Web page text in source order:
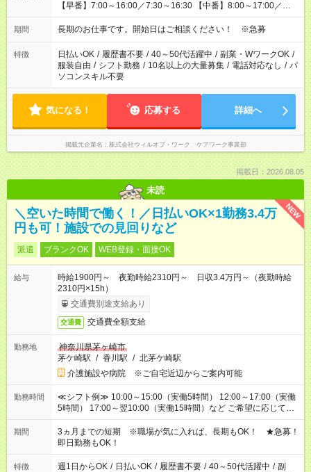
【早番】7:00～16:00／7:30～16:30 【中番】8:00～17:00／
9:00～18:00 【遅番】11:00～20:00／13:00～22:00
期間 長期のお仕事です。開始日はご相談ください！ ※急募
特徴 日払いOK / 履歴書不要 / 40～50代活躍中 / 副業・WワークOK /
服装自由 / シフト勤務 / 10名以上の大量募集 / 電話対応なし / パ
ソコンスキル不要
気になる！ 応募する 詳細へ
掲載元企業名 株式会社ウィルオブ・ワーク ケアワーク事業部
掲載日：2026.08.05
未読
NEW
＼空いた時間で働く！／日払いOK×1勤務3.4万
円も可！施設での見回りなど
派遣 ブランクOK WEB登録・面接OK
給与
時給1900円～ 夜勤時給2310円～ 日収3.4万円～（夜勤時給
2310円×15h）
交通費別途支給あり
交通費 交通費全額支給
勤務地
神奈川県茅ヶ崎市
茅ケ崎駅 / 香川駅 / 北茅ケ崎駅
介護施設や病院 ※ご自宅近辺からご案内可能
勤務時間
≪シフト例≫ 10:00～15:00（実働5時間） 12:00～17:00（実働
5時間） 17:00～翌10:00（実働15時間）など ご希望に応じて、
働く時間は調整できます！ お気軽に担当へ相談ください！
期間
3ヵ月までの短期 ※職場が気に入れば、長期もOK！ ★急募！
即日勤務もOK！
特徴 週1日からOK / 日払いOK / 履歴書不要 / 40～50代活躍中 / 副